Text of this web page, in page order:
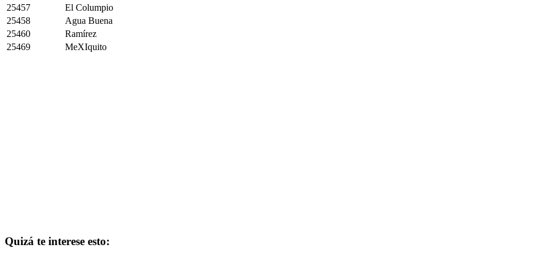
25457
El Columpio
25458
Agua Buena
25460
Ramírez
25469
MeXIquito
Quizá te interese esto: